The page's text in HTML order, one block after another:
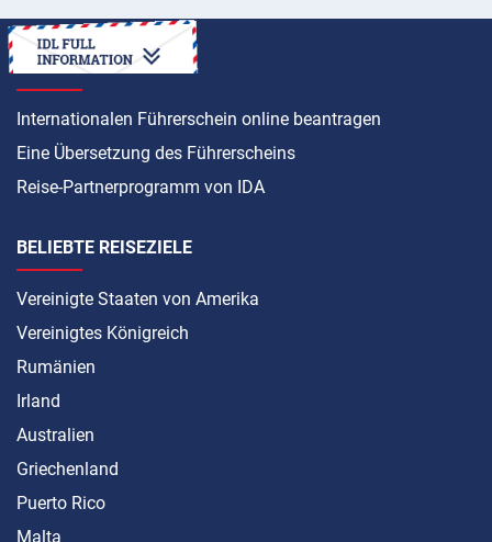
ANLEITUNG
Internationalen Führerschein online beantragen
Eine Übersetzung des Führerscheins
Reise-Partnerprogramm von IDA
BELIEBTE REISEZIELE
Vereinigte Staaten von Amerika
Vereinigtes Königreich
Rumänien
Irland
Australien
Griechenland
Puerto Rico
Malta